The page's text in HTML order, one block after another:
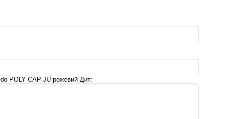
POLY CAP JU рожевий Дит: